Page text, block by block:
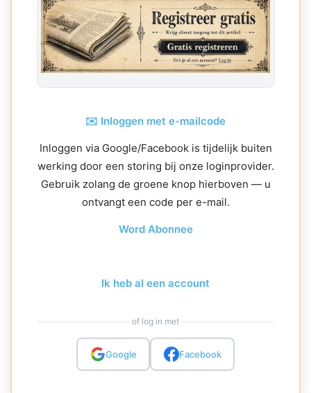
✉️ Inloggen met e-mailcode
Inloggen via Google/Facebook is tijdelijk buiten
werking door een storing bij onze loginprovider.
Gebruik zolang de groene knop hierboven — u
ontvangt een code per e-mail.
Word Abonnee
Ik heb al een account
of log in met
Google Facebook